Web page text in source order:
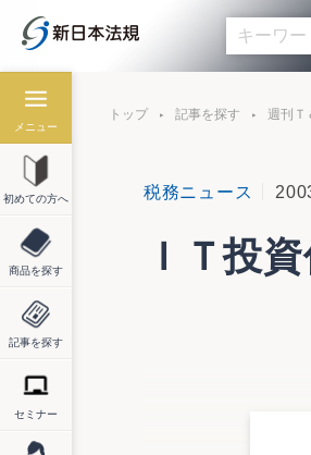
メニュー
初めての方へ
商品を探す
記事を探す
セミナー
トップ 記事を探す 週刊Ｔ
税務ニュース
ＩＴ投